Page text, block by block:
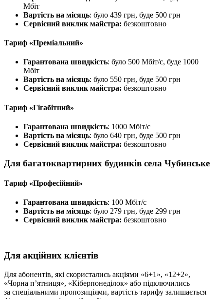
Мбіт
Вартість на місяць: було 439 грн, буде 500 грн
Сервісний виклик майстра: безкоштовно
Тариф «Преміальний»
Гарантована швидкість: було 500 Мбіт/с, буде 1000
Мбіт
Вартість на місяць: було 550 грн, буде 500 грн
Сервісний виклик майстра: безкоштовно
Тариф «Гігабітний»
Гарантована швидкість: 1000 Мбіт/с
Вартість на місяць: було 640 грн, буде 500 грн
Сервісний виклик майстра: безкоштовно
Для багатоквартирних будинків села Чубинське
Тариф «Професійний»
Гарантована швидкість: 100 Мбіт/с
Вартість на місяць: було 279 грн, буде 299 грн
Сервісний виклик майстра: безкоштовно
Для акційних клієнтів
Для абонентів, які скористались акціями «6+1», «12+2»,
«Чорна п’ятниця», «Кіберпонеділок» або підключились
за спеціальними пропозиціями, вартість тарифу залишається